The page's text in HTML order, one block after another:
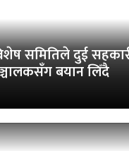
समितिले दुई
बयान लिँदै